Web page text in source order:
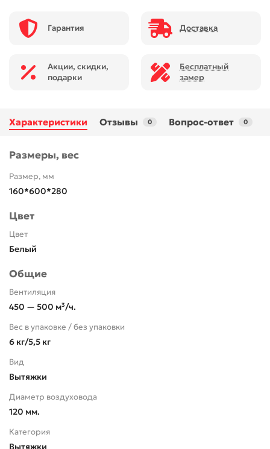
Гарантия Доставка
Акции, скидки,
подарки
Бесплатный
замер
Характеристики Отзывы 0 Вопрос-ответ 0
Размеры, вес
Размер, мм
160*600*280
Цвет
Цвет
Белый
Общие
Вентиляция
450 — 500 м³/ч.
Вес в упаковке / без упаковки
6 кг/5,5 кг
Вид
Вытяжки
Диаметр воздуховода
120 мм.
Категория
Вытяжки